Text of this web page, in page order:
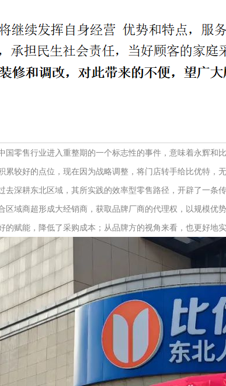
国零售行业进入重整期的一个标志性的事件，意味着永辉
累较好的点位，现在因为战略调整，将门店转手给比优特，
去深耕东北区域，其所实践的效率型零售路径，开辟了一条
区域商超形成大经销商，获取品牌厂商的代理权，以规模
的赋能，降低了采购成本；从品牌方的视角来看，也更好地